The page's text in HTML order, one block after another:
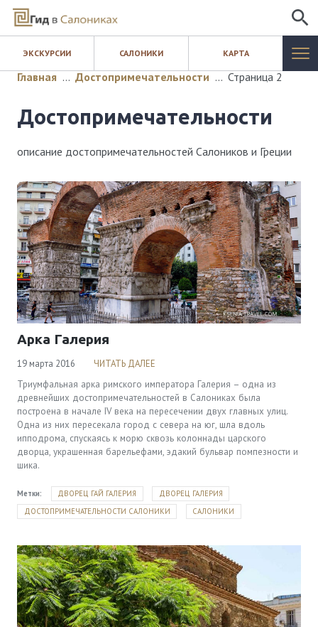
ИСКАТЬ
ЭКСКУРСИИ САЛОНИКИ КАРТА
САЛОНИКИ
ЭКСКУРСИИ
ШОПИНГ
БЛОГ
КОНТАКТЫ
Viber & WhatsApp:
00306994791559
Главная … Достопримечательности … Страница 2
Достопримечательности
описание достопримечательностей Салоников и Греции
Арка Галерия
19 марта 2016
ЧИТАТЬ ДАЛЕЕ
Триумфальная арка римского императора Галерия – одна из
древнейших достопримечательностей в Салониках была
построена в начале IV века на пересечении двух главных улиц.
Одна из них пересекала город с севера на юг, шла вдоль
ипподрома, спускаясь к морю сквозь колоннады царского
дворца, украшенная барельефами, эдакий бульвар помпезности и
шика.
Метки: ДВОРЕЦ ГАЙ ГАЛЕРИЯ
ДВОРЕЦ ГАЛЕРИЯ
ДОСТОПРИМЕЧАТЕЛЬНОСТИ САЛОНИКИ
САЛОНИКИ